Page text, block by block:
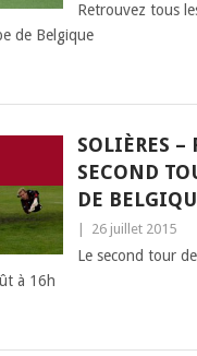
Retrouvez tous
de Belgique
SOLIÈRES –
SECOND
DE
26 juillet 2015
Le second tour
à 16h